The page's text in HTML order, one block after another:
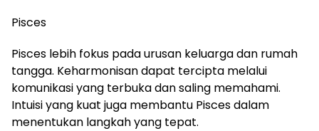
Pisces
Pisces lebih fokus pada urusan keluarga dan rumah
tangga. Keharmonisan dapat tercipta melalui
komunikasi yang terbuka dan saling memahami.
Intuisi yang kuat juga membantu Pisces dalam
menentukan langkah yang tepat.